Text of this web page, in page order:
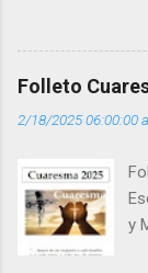
y
Folleto
2/18/2025 06:00:00
y